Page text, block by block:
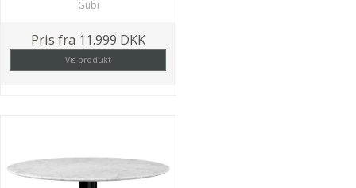
Gubi
Pris fra 11.999 DKK
Vis produkt